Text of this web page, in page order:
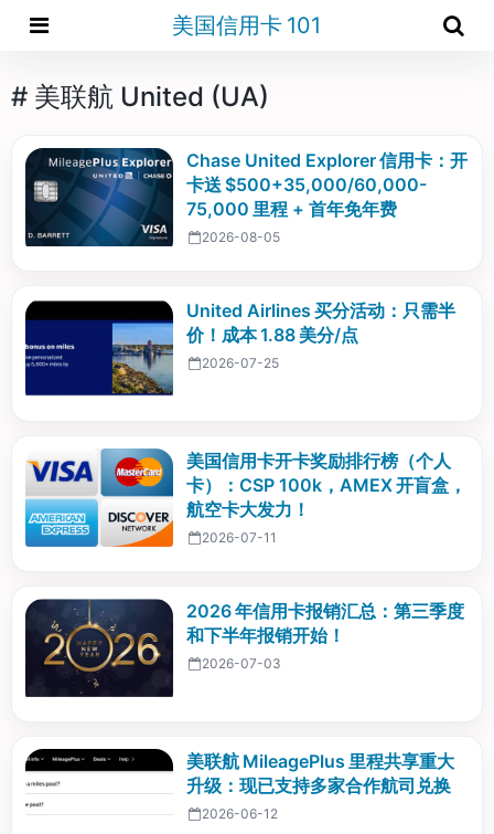
美国信用卡 101
# 美联航 United (UA)
Chase United Explorer 信用卡：开
卡送 $500+35,000/60,000-
75,000 里程 + 首年免年费
2026-08-05
United Airlines 买分活动：只需半
价！成本 1.88 美分/点
2026-07-25
美国信用卡开卡奖励排行榜（个人
卡）：CSP 100k，AMEX 开盲盒，
航空卡大发力！
2026-07-11
2026 年信用卡报销汇总：第三季度
和下半年报销开始！
2026-07-03
美联航 MileagePlus 里程共享重大
升级：现已支持多家合作航司兑换
2026-06-12